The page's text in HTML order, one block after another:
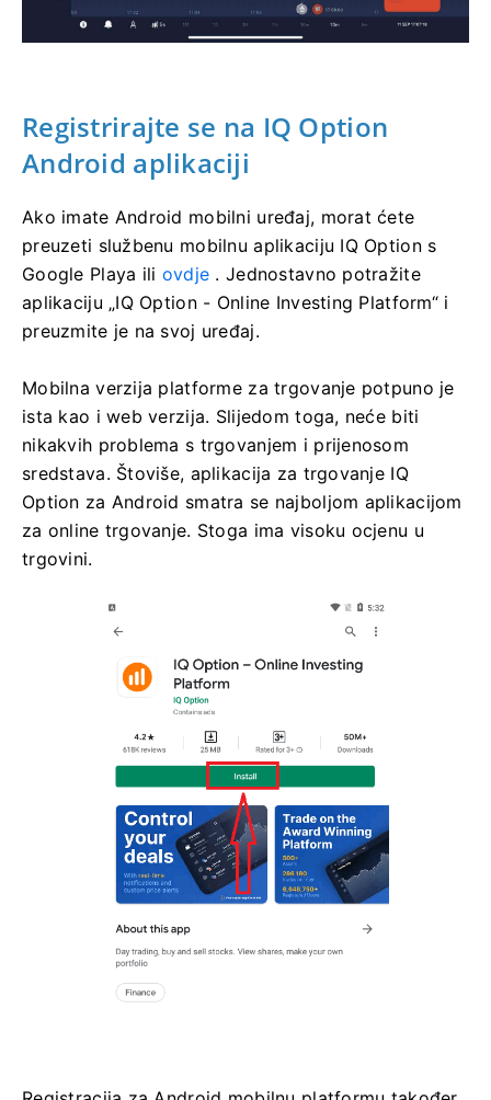
Registrirajte se na IQ Option
Android aplikaciji
Ako imate Android mobilni uređaj, morat ćete
preuzeti službenu mobilnu aplikaciju IQ Option s
Google Playa ili ovdje . Jednostavno potražite
aplikaciju „IQ Option - Online Investing Platform“ i
preuzmite je na svoj uređaj.
Mobilna verzija platforme za trgovanje potpuno je
ista kao i web verzija. Slijedom toga, neće biti
nikakvih problema s trgovanjem i prijenosom
sredstava. Štoviše, aplikacija za trgovanje IQ
Option za Android smatra se najboljom aplikacijom
za online trgovanje. Stoga ima visoku ocjenu u
trgovini.